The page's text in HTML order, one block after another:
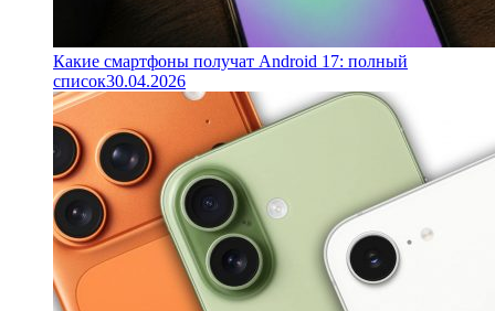
Какие смартфоны получат Android 17: полный
список30.04.2026